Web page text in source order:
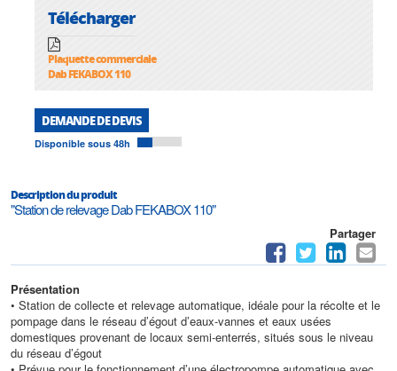
Télécharger
Plaquette commerciale
Dab FEKABOX 110
DEMANDE DE DEVIS
Disponible sous 48h
Description du produit
"Station de relevage Dab FEKABOX 110"
Partager
Présentation
• Station de collecte et relevage automatique, idéale pour la récolte et le
pompage dans le réseau d’égout d’eaux-vannes et eaux usées
domestiques provenant de locaux semi-enterrés, situés sous le niveau
du réseau d’égout